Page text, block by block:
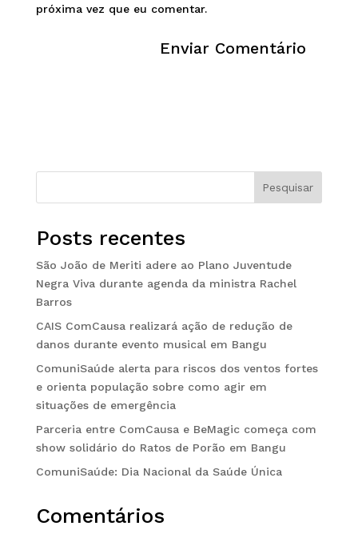
próxima vez que eu comentar.
Pesquisar
Posts recentes
São João de Meriti adere ao Plano Juventude
Negra Viva durante agenda da ministra Rachel
Barros
CAIS ComCausa realizará ação de redução de
danos durante evento musical em Bangu
ComuniSaúde alerta para riscos dos ventos fortes
e orienta população sobre como agir em
situações de emergência
Parceria entre ComCausa e BeMagic começa com
show solidário do Ratos de Porão em Bangu
ComuniSaúde: Dia Nacional da Saúde Única
Comentários